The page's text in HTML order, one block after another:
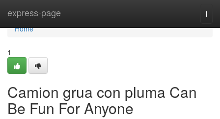
express-page
Home
Home
1
Camion grua con pluma Can
Be Fun For Anyone